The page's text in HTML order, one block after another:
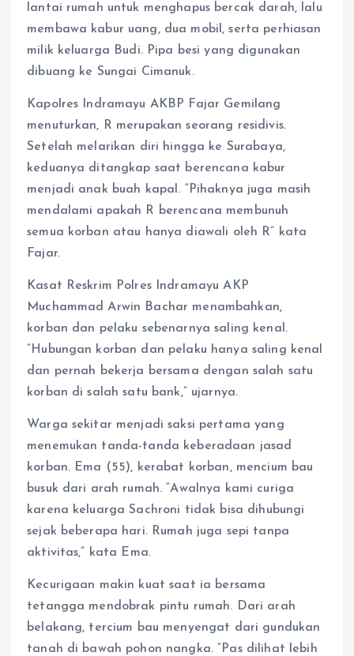
lantai rumah untuk menghapus bercak darah, lalu
membawa kabur uang, dua mobil, serta perhiasan
milik keluarga Budi. Pipa besi yang digunakan
dibuang ke Sungai Cimanuk.
Kapolres Indramayu AKBP Fajar Gemilang
menuturkan, R merupakan seorang residivis.
Setelah melarikan diri hingga ke Surabaya,
keduanya ditangkap saat berencana kabur
menjadi anak buah kapal. “Pihaknya juga masih
mendalami apakah R berencana membunuh
semua korban atau hanya diawali oleh R” kata
Fajar.
Kasat Reskrim Polres Indramayu AKP
Muchammad Arwin Bachar menambahkan,
korban dan pelaku sebenarnya saling kenal.
“Hubungan korban dan pelaku hanya saling kenal
dan pernah bekerja bersama dengan salah satu
korban di salah satu bank,” ujarnya.
Warga sekitar menjadi saksi pertama yang
menemukan tanda-tanda keberadaan jasad
korban. Ema (55), kerabat korban, mencium bau
busuk dari arah rumah. “Awalnya kami curiga
karena keluarga Sachroni tidak bisa dihubungi
sejak beberapa hari. Rumah juga sepi tanpa
aktivitas,” kata Ema.
Kecurigaan makin kuat saat ia bersama
tetangga mendobrak pintu rumah. Dari arah
belakang, tercium bau menyengat dari gundukan
tanah di bawah pohon nangka. “Pas dilihat lebih